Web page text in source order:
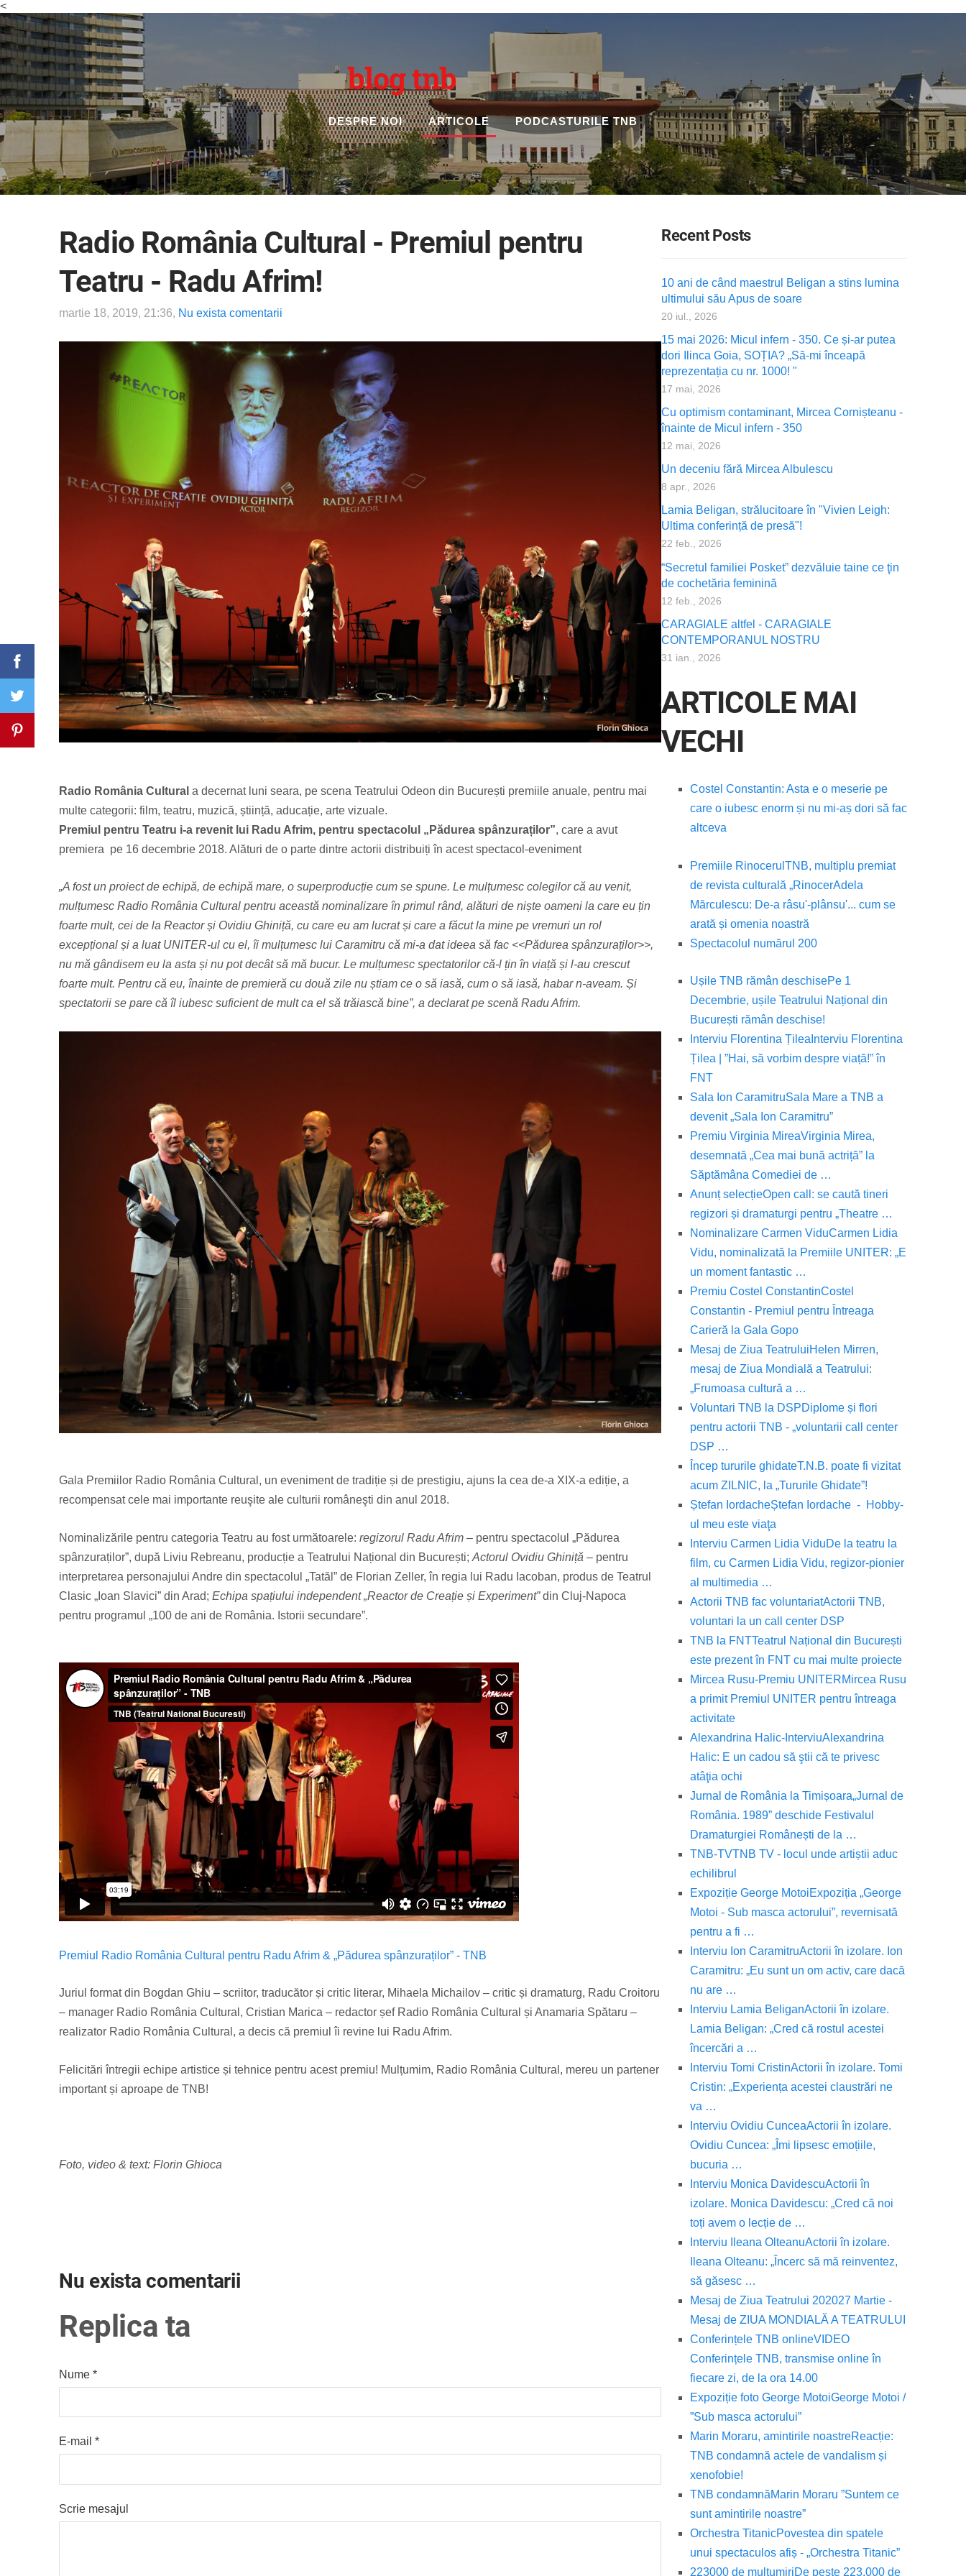
<
blog tnb
DESPRE NOI ARTICOLE PODCASTURILE TNB
Recent Posts
10 ani de când maestrul Beligan a stins lumina
ultimului său Apus de soare
20 iul., 2026
15 mai 2026: Micul infern - 350. Ce și-ar putea
dori Ilinca Goia, SOȚIA? „Să-mi înceapă
reprezentația cu nr. 1000! "
17 mai, 2026
Cu optimism contaminant, Mircea Cornișteanu -
înainte de Micul infern - 350
12 mai, 2026
Un deceniu fără Mircea Albulescu
8 apr., 2026
Lamia Beligan, strălucitoare în "Vivien Leigh:
Ultima conferință de presă"!
22 feb., 2026
“Secretul familiei Posket” dezvăluie taine ce ţin
de cochetăria feminină
12 feb., 2026
CARAGIALE altfel - CARAGIALE
CONTEMPORANUL NOSTRU
31 ian., 2026
ARTICOLE MAI
VECHI
Costel Constantin: Asta e o meserie pe
care o iubesc enorm și nu mi-aș dori să fac
altceva
Premiile Rinocerul TNB, multiplu premiat
de revista culturală „RinocerAdela
Mărculescu: De-a râsu'-plânsu'... cum se
arată și omenia noastră
Spectacolul numărul 200
Ușile TNB rămân deschisePe 1
Decembrie, ușile Teatrului Național din
București rămân deschise!
Interviu Florentina ȚileaInterviu Florentina
Țilea | ”Hai, să vorbim despre viață!” în
FNT
Sala Ion CaramitruSala Mare a TNB a
devenit „Sala Ion Caramitru”
Premiu Virginia MireaVirginia Mirea,
desemnată „Cea mai bună actriță” la
Săptămâna Comediei de …
Anunț selecțieOpen call: se caută tineri
regizori și dramaturgi pentru „Theatre …
Nominalizare Carmen ViduCarmen Lidia
Vidu, nominalizată la Premiile UNITER: „E
un moment fantastic …
Premiu Costel ConstantinCostel
Constantin - Premiul pentru Întreaga
Carieră la Gala Gopo
Mesaj de Ziua TeatruluiHelen Mirren,
mesaj de Ziua Mondială a Teatrului:
„Frumoasa cultură a …
Voluntari TNB la DSPDiplome și flori
pentru actorii TNB - „voluntarii call center
DSP …
Încep tururile ghidateT.N.B. poate fi vizitat
acum ZILNIC, la „Tururile Ghidate”!
Ștefan IordacheȘtefan Iordache - Hobby-
ul meu este viaţa
Interviu Carmen Lidia ViduDe la teatru la
film, cu Carmen Lidia Vidu, regizor-pionier
al multimedia …
Actorii TNB fac voluntariatActorii TNB,
voluntari la un call center DSP
TNB la FNTTeatrul Național din București
este prezent în FNT cu mai multe proiecte
Mircea Rusu-Premiu UNITERMircea Rusu
a primit Premiul UNITER pentru întreaga
activitate
Alexandrina Halic-InterviuAlexandrina
Halic: E un cadou să ştii că te privesc
atâţia ochi
Jurnal de România la Timișoara„Jurnal de
România. 1989” deschide Festivalul
Dramaturgiei Românești de la …
TNB-TVTNB TV - locul unde artiștii aduc
echilibrul
Expoziție George MotoiExpoziția „George
Motoi - Sub masca actorului”, revernisată
pentru a fi …
Interviu Ion CaramitruActorii în izolare. Ion
Caramitru: „Eu sunt un om activ, care dacă
nu are …
Interviu Lamia BeliganActorii în izolare.
Lamia Beligan: „Cred că rostul acestei
încercări a …
Interviu Tomi CristinActorii în izolare. Tomi
Cristin: „Experiența acestei claustrări ne
va …
Interviu Ovidiu CunceaActorii în izolare.
Ovidiu Cuncea: „Îmi lipsesc emoțiile,
bucuria …
Interviu Monica DavidescuActorii în
izolare. Monica Davidescu: „Cred că noi
toți avem o lecție de …
Interviu Ileana OlteanuActorii în izolare.
Ileana Olteanu: „Încerc să mă reinventez,
să găsesc …
Mesaj de Ziua Teatrului 202027 Martie -
Mesaj de ZIUA MONDIALĂ A TEATRULUI
Conferințele TNB onlineVIDEO
Conferințele TNB, transmise online în
fiecare zi, de la ora 14.00
Expoziție foto George MotoiGeorge Motoi /
”Sub masca actorului”
Marin Moraru, amintirile noastreReacție:
TNB condamnă actele de vandalism și
xenofobie!
TNB condamnăMarin Moraru ”Suntem ce
sunt amintirile noastre”
Orchestra TitanicPovestea din spatele
unui spectaculos afiș - „Orchestra Titanic”
223000 de mulțumiriDe peste 223.000 de
Radio România Cultural - Premiul pentru
Teatru - Radu Afrim!
martie 18, 2019, 21:36, Nu exista comentarii
Radio România Cultural a decernat luni seara, pe scena Teatrului Odeon din București premiile anuale, pentru mai
multe categorii: film, teatru, muzică, știință, aducație, arte vizuale.
Premiul pentru Teatru i-a revenit lui Radu Afrim, pentru spectacolul „Pădurea spânzuraților”, care a avut
premiera pe 16 decembrie 2018. Alături de o parte dintre actorii distribuiți în acest spectacol-eveniment
„A fost un proiect de echipă, de echipă mare, o superproducție cum se spune. Le mulțumesc colegilor că au venit,
mulțumesc Radio România Cultural pentru această nominalizare în primul rând, alături de niște oameni la care eu țin
foarte mult, cei de la Reactor și Ovidiu Ghiniță, cu care eu am lucrat și care a făcut la mine pe vremuri un rol
excepțional și a luat UNITER-ul cu el, îi mulțumesc lui Caramitru că mi-a dat ideea să fac <<Pădurea spânzuraților>>,
nu mă gândisem eu la asta și nu pot decât să mă bucur. Le mulțumesc spectatorilor că-l țin în viață și l-au crescut
foarte mult. Pentru că eu, înainte de premieră cu două zile nu știam ce o să iasă, cum o să iasă, habar n-aveam. Și
spectatorii se pare că îl iubesc suficient de mult ca el să trăiască bine”, a declarat pe scenă Radu Afrim.
Gala Premiilor Radio România Cultural, un eveniment de tradiție și de prestigiu, ajuns la cea de-a XIX-a ediție, a
recompensat cele mai importante reuşite ale culturii româneşti din anul 2018.
Nominalizările pentru categoria Teatru au fost următoarele: regizorul Radu Afrim – pentru spectacolul „Pădurea
spânzuraților”, după Liviu Rebreanu, producție a Teatrului Național din București; Actorul Ovidiu Ghiniță – pentru
interpretarea personajului Andre din spectacolul „Tatăl” de Florian Zeller, în regia lui Radu Iacoban, produs de Teatrul
Clasic „Ioan Slavici” din Arad; Echipa spațiului independent „Reactor de Creație și Experiment”din Cluj-Napoca
pentru programul „100 de ani de România. Istorii secundare”.
Premiul Radio România Cultural pentru Radu Afrim & „Pădurea spânzuraților” - TNB
Juriul format din Bogdan Ghiu – scriitor, traducător și critic literar, Mihaela Michailov – critic și dramaturg, Radu Croitoru
– manager Radio România Cultural, Cristian Marica – redactor șef Radio România Cultural și Anamaria Spătaru –
realizator Radio România Cultural, a decis că premiul îi revine lui Radu Afrim.
Felicitări întregii echipe artistice și tehnice pentru acest premiu! Mulțumim, Radio România Cultural, mereu un partener
important și aproape de TNB!
Foto, video & text: Florin Ghioca
Nu exista comentarii
Replica ta
Nume *
E-mail *
Scrie mesajul